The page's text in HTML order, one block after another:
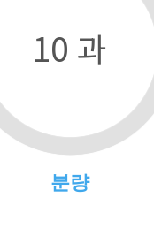
10 과
분량